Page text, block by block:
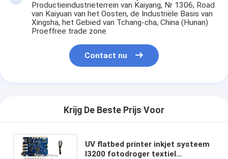
Productieindustrieterrein van Kaiyang, Nr 1306, Road
van Kaiyuan van het Oosten, de Industriële Basis van
Xingsha, het Gebied van Tchang-cha, China (Hunan)
Proeffree trade zone
Contact nu
Krijg De Beste Prijs Voor
UV flatbed printer inkjet systeem
I3200 fotodroger textiel